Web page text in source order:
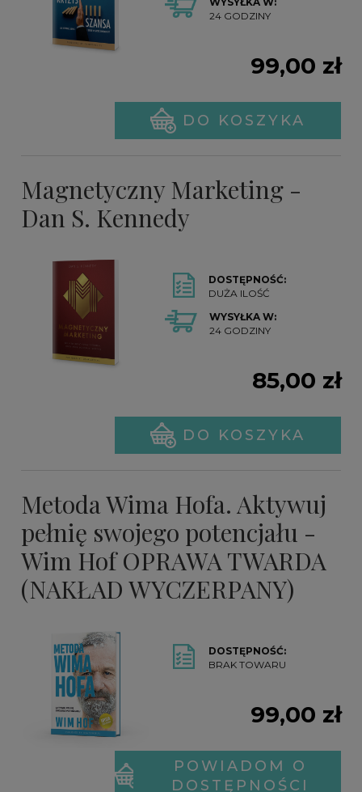
24 GODZINY
99,00 zł
DO KOSZYKA
Magnetyczny Marketing -
Dan S. Kennedy
DOSTĘPNOŚĆ:
DUŻA ILOŚĆ
WYSYŁKA W:
24 GODZINY
85,00 zł
DO KOSZYKA
Metoda Wima Hofa. Aktywuj
pełnię swojego potencjału -
Wim Hof OPRAWA TWARDA
(NAKŁAD WYCZERPANY)
DOSTĘPNOŚĆ:
BRAK TOWARU
99,00 zł
POWIADOM O
DOSTĘPNOŚCI